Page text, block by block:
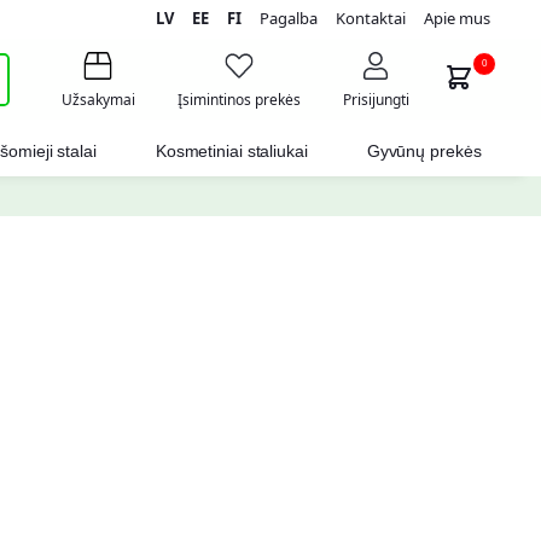
LV EE FI Pagalba Kontaktai Apie mus
Užsakymai Įsimintinos prekės Prisijungti
0
stalai Kosmetiniai staliukai Gyvūnų prekės